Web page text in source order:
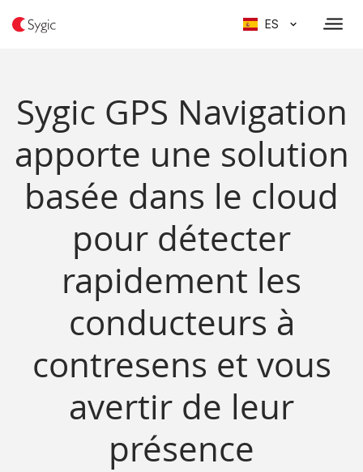
ES
Sygic GPS Navigation
apporte une solution
basée dans le cloud
pour détecter
rapidement les
conducteurs à
contresens et vous
avertir de leur
présence